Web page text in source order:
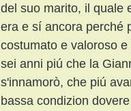
del suo marito, il quale
era e sí ancora perché
costumato e valoroso
sei anni piú che la
s'innamorò, che piú
bassa condizion